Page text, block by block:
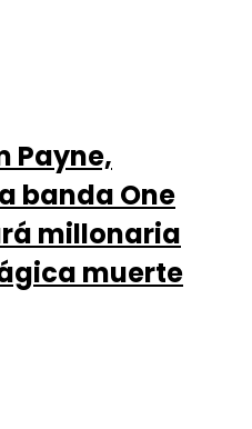
Payne,
banda One
millonaria
muerte